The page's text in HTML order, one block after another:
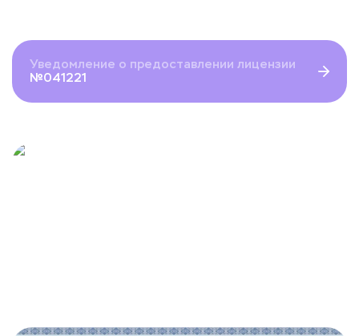
Уведомление о предоставлении лицензии
№041221